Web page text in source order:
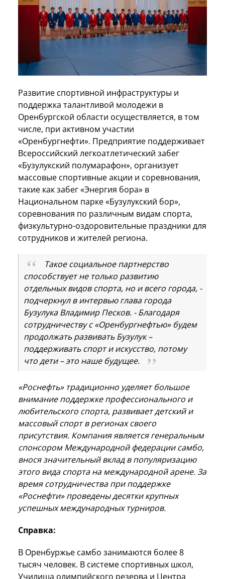
Развитие спортивной инфраструктуры и
поддержка талантливой молодежи в
Оренбургской области осуществляется, в том
числе, при активном участии
«Оренбургнефти». Предприятие поддерживает
Всероссийский легкоатлетический забег
«Бузулукский полумарафон», организует
массовые спортивные акции и соревнования,
такие как забег «Энергия бора» в
Национальном парке «Бузулукский бор»,
соревнования по различным видам спорта,
физкультурно-оздоровительные праздники для
сотрудников и жителей региона.
Такое социальное партнерство
способствует не только развитию
отдельных видов спорта, но и всего города, -
подчеркнул в интервью глава города
Бузулука Владимир Песков. - Благодаря
сотрудничеству с «Оренбургнефтью» будем
продолжать развивать Бузулук –
поддерживать спорт и искусство, потому
что дети – это наше будущее.
«Роснефть» традиционно уделяет большое
внимание поддержке профессионального и
любительского спорта, развивает детский и
массовый спорт в регионах своего
присутствия. Компания является генеральным
спонсором Международной федерации самбо,
внося значительный вклад в популяризацию
этого вида спорта на международной арене. За
время сотрудничества при поддержке
«Роснефти» проведены десятки крупных
успешных международных турниров.
Справка:
В Оренбуржье самбо занимаются более 8
тысяч человек. В системе спортивных школ,
Училища олимпийского резерва и Центра